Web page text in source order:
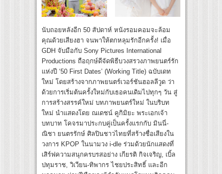
นับถอยหลังอีก 50 สัปดาห์ หนังรอมคอมจะล้อม
คุณด้วยเสียงฮา จนพาให้ตกหลุมรักอีกครั้ง! เมื่อ
GDH จับมือกับ Sony Pictures International
Productions ถือฤกษ์ดีจัดพิธีบวงสรวงภาพยนตร์รัก
แห่งปี ‘50 First Dates’ (Working Title) ฉบับเดท
ใหม่ โดยสร้างจากภาพยนตร์เวอร์ชันฮอลลีวูด ว่า
ด้วยการเริ่มต้นครั้งใหม่กับเธอคนเดิมไปทุกๆ วัน สู่
การสร้างสรรค์ใหม่ บทภาพยนตร์ใหม่ ในบริบท
ใหม่ นำแสดงโดย ณเดชน์ คูกิมิยะ พระเอกเจ้า
บทบาท โคจรมาประกบคู่เป็นครั้งแรกกับ มินนี่-
ณิชา ยนตรรักษ์ ศิลปินชาวไทยที่สร้างชื่อเสียงใน
วงการ KPOP ในนามวง i-dle ร่วมด้วยนักแสดงที่
เสิร์ฟความสนุกครบรสอย่าง เกียรติ กิจเจริญ, เบิ้ล
ปทุมราช, วิเวียน-ทิพากร ไชยประสิทธิ์ และอีก